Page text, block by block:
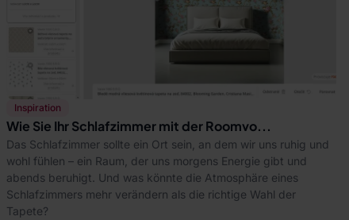
Inspiration
Wie Sie Ihr Schlafzimmer mit der Roomvo...
Das Schlafzimmer sollte ein Ort sein, an dem wir uns ruhig und
wohl fühlen – ein Raum, der uns morgens Energie gibt und
abends beruhigt. Und was könnte die Atmosphäre eines
Schlafzimmers mehr verändern als die richtige Wahl der
Tapete?